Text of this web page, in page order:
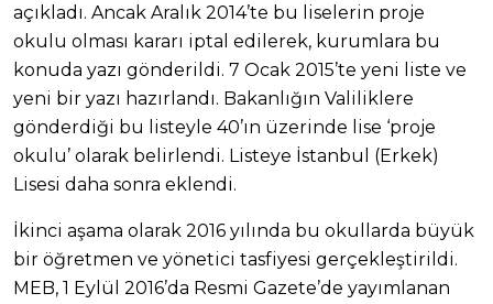
açıkladı. Ancak Aralık 2014’te bu liselerin proje
okulu olması kararı iptal edilerek, kurumlara bu
konuda yazı gönderildi. 7 Ocak 2015’te yeni liste ve
yeni bir yazı hazırlandı. Bakanlığın Valiliklere
gönderdiği bu listeyle 40’ın üzerinde lise ‘proje
okulu’ olarak belirlendi. Listeye İstanbul (Erkek)
Lisesi daha sonra eklendi.
İkinci aşama olarak 2016 yılında bu okullarda büyük
bir öğretmen ve yönetici tasfiyesi gerçekleştirildi.
MEB, 1 Eylül 2016’da Resmi Gazete’de yayımlanan